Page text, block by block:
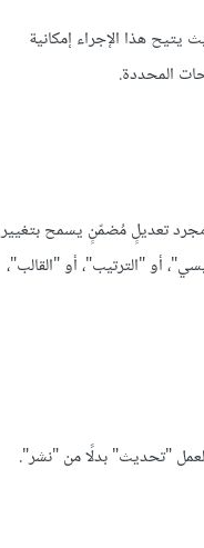
هذا الإجراء إمكانية
المحددة.
تعديلٍ مُضمّنٍ يسمح بتغيير
أو "الترتيب"، أو "القالب"،
"تحديث" بدلًا من "نشر".